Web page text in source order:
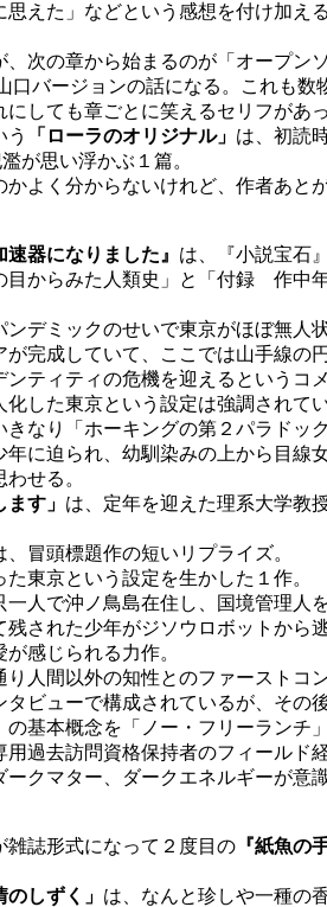
えた」などという感想を付け加
次の章から始まるのが「オープ
バージョンの話になる。これも
しても章ごとに笑えるセリフがあ
う
「ローラのオリジナル」 は、初読
が思い浮かぶ１篇。
よく分からないけれど、作者あ
器になりました』 は、『小説宝石
からみた人類史」と「付録 作中
ンデミックのせいで東京がほぼ無人
完成していて、ここでは山手線
ティティの危機を迎えるという
した東京という設定は強調されて
きなり「ホーキングの第２パラドッ
に迫られ、幼馴染みの上から目
せる。
す」 は、定年を迎えた理系大学教
、冒頭標題作の短いリプライズ。
東京という設定を生かした１作。
人で沖ノ鳥島在住し、国境管理
された少年がジソウロボットか
感じられる力作。
り人間以外の知性とのファーストコ
ビューで構成されているが、その
の基本概念を「ノー・フリーランチ
過去訪問資格保持者のフィールド
クマター、ダークエネルギーが意
誌形式になって２度目の 『紙魚の
しずく」 は、なんと珍しや一種の